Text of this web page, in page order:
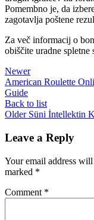
Pomembno je, da
zagotavlja poštene
Za več informacij o
obiščite uradne
Newer
American Roulette
Guide
Back to list
Older Süni İntellektin
Leave a Reply
Your email address
marked *
Comment *